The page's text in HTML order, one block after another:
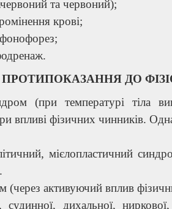
та червоний);
крові;
ПРОТИПОКАЗАННЯ ДО
(при температурі
впливі фізичних чинників.
мієлопластичний
(через активуючий вплив
дихальної, ниркової,